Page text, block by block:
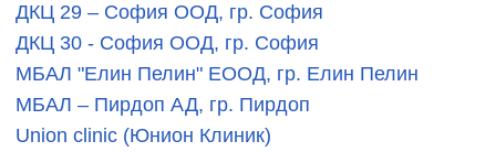
ДКЦ 29 – София ООД, гр. София
ДКЦ 30 - София ООД, гр. София
МБАЛ "Елин Пелин" ЕООД, гр. Елин Пелин
МБАЛ – Пирдоп АД, гр. Пирдоп
Union clinic (Юнион Клиник)